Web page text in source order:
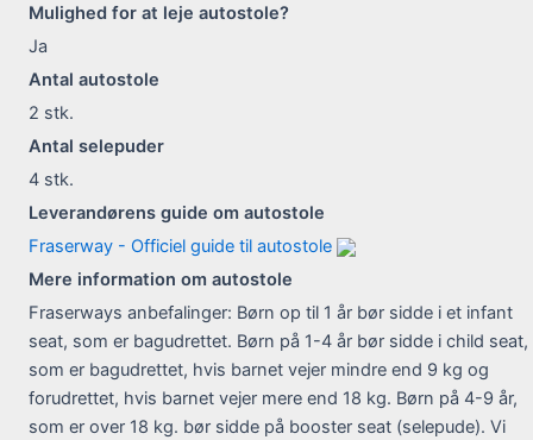
Mulighed for at leje autostole?
Ja
Antal autostole
2 stk.
Antal selepuder
4 stk.
Leverandørens guide om autostole
Fraserway - Officiel guide til autostole
Mere information om autostole
Fraserways anbefalinger: Børn op til 1 år bør sidde i et infant
seat, som er bagudrettet. Børn på 1-4 år bør sidde i child seat,
som er bagudrettet, hvis barnet vejer mindre end 9 kg og
forudrettet, hvis barnet vejer mere end 18 kg. Børn på 4-9 år,
som er over 18 kg. bør sidde på booster seat (selepude). Vi